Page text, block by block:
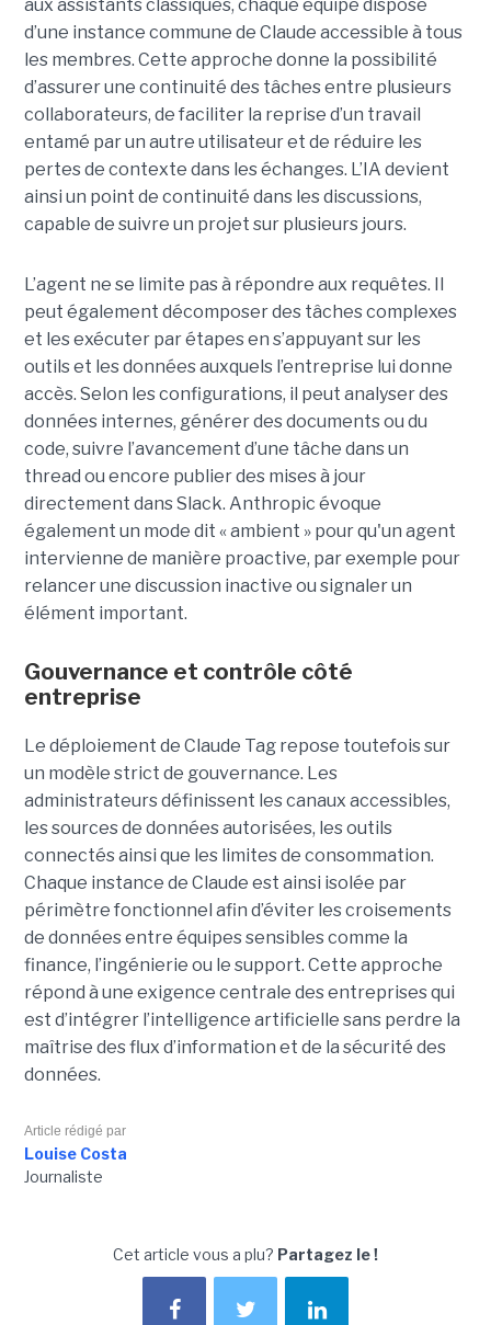
aux assistants classiques, chaque équipe dispose
d’une instance commune de Claude accessible à tous
les membres. Cette approche donne la possibilité
d’assurer une continuité des tâches entre plusieurs
collaborateurs, de faciliter la reprise d’un travail
entamé par un autre utilisateur et de réduire les
pertes de contexte dans les échanges. L’IA devient
ainsi un point de continuité dans les discussions,
capable de suivre un projet sur plusieurs jours.
L’agent ne se limite pas à répondre aux requêtes. Il
peut également décomposer des tâches complexes
et les exécuter par étapes en s’appuyant sur les
outils et les données auxquels l’entreprise lui donne
accès. Selon les configurations, il peut analyser des
données internes, générer des documents ou du
code, suivre l’avancement d’une tâche dans un
thread ou encore publier des mises à jour
directement dans Slack. Anthropic évoque
également un mode dit « ambient » pour qu'un agent
intervienne de manière proactive, par exemple pour
relancer une discussion inactive ou signaler un
élément important.
Gouvernance et contrôle côté
entreprise
Le déploiement de Claude Tag repose toutefois sur
un modèle strict de gouvernance. Les
administrateurs définissent les canaux accessibles,
les sources de données autorisées, les outils
connectés ainsi que les limites de consommation.
Chaque instance de Claude est ainsi isolée par
périmètre fonctionnel afin d’éviter les croisements
de données entre équipes sensibles comme la
finance, l’ingénierie ou le support. Cette approche
répond à une exigence centrale des entreprises qui
est d’intégrer l’intelligence artificielle sans perdre la
maîtrise des flux d’information et de la sécurité des
données.
Article rédigé par
Louise Costa
Journaliste
Cet article vous a plu? Partagez le !